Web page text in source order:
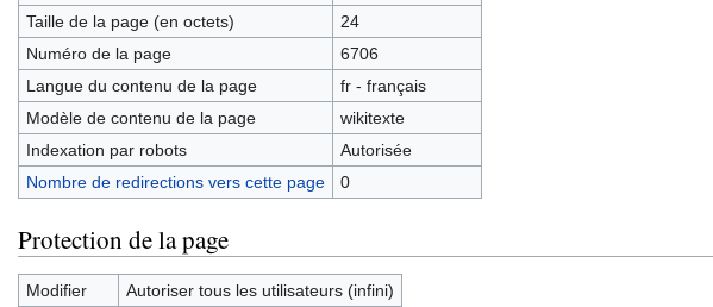
Taille de la page (en octets)
24
Numéro de la page
6706
Langue du contenu de la page
fr - français
Modèle de contenu de la page
wikitexte
Indexation par robots
Autorisée
Nombre de redirections vers cette page
0
Protection de la page
Modifier
Autoriser tous les utilisateurs (infini)